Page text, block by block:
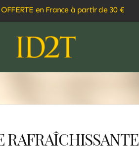
en France à partir de 30 €
RAFRAÎCHISSANTE